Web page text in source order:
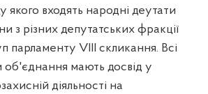
якого входять народні деутати
з різних депутатських фракції
парламенту VIII скликання. Всі
об'єднання мають досвід у
діяльності на